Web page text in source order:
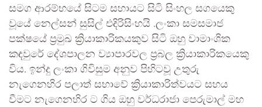
සමග ආරම්භයේ සිටම සහායට සිටි සිංහල සගයෙකු
වූයේ නෙල්සන් සුසිල් එදිරිසිංහයි .ලංකා සමසමාජ
පක්ෂයේ ප්‍රමුඛ ක්‍රියාකාරිකයකුව සිටි ඔහු වාමාංශික
කඳවුරේ දේශපාලන ව්‍යාපාරවල ප්‍රබල ක්‍රියාකාරිකයෙකු
විය. ඉන්දු ලංකා ගිවිසුම අනුව පිහිටවූ උතුරු
නැගෙනහිර පලාත් සභාවේ ක්‍රියාකාරිත්වයට සහය
වීමට නැගෙනහිර ට ගිය ඔහු වර්ධරාජා පෙරුමාල් මහ